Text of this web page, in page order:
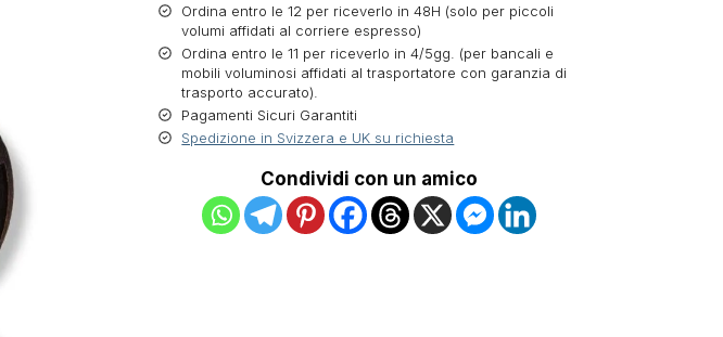
Ordina entro le 12 per riceverlo in 48H (solo per piccoli
volumi affidati al corriere espresso)
Ordina entro le 11 per riceverlo in 4/5gg. (per bancali e
mobili voluminosi affidati al trasportatore con garanzia di
trasporto accurato).
Pagamenti Sicuri Garantiti
Spedizione in Svizzera e UK su richiesta
Condividi con un amico